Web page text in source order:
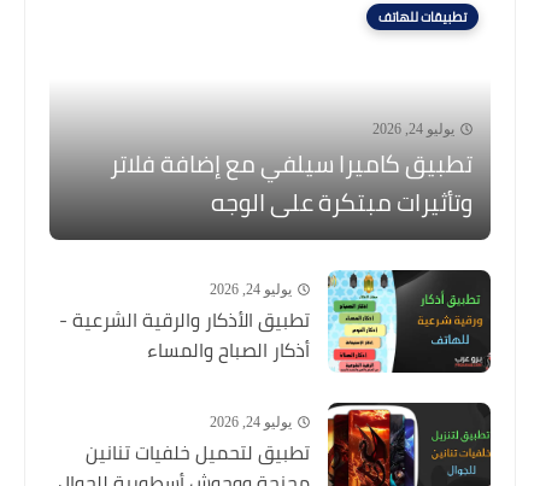
تطبيقات للهاتف
يوليو 24, 2026
تطبيق كاميرا سيلفي مع إضافة فلاتر
وتأثيرات مبتكرة على الوجه
يوليو 24, 2026
تطبيق الأذكار والرقية الشرعية -
أذكار الصباح والمساء
يوليو 24, 2026
تطبيق لتحميل خلفيات تنانين